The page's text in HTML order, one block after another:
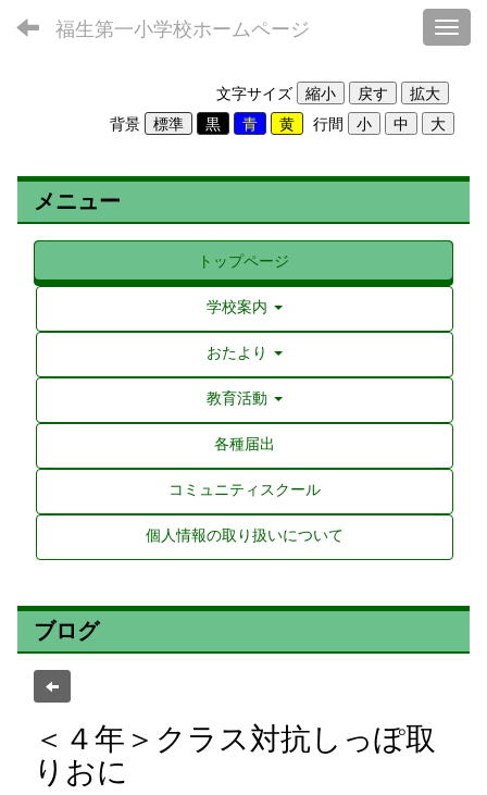
福生第一小学校ホームページ
文字サイズ
背景
行間
メニュー
トップページ
学校案内
おたより
教育活動
各種届出
コミュニティスクール
個人情報の取り扱いについて
ブログ
＜４年＞クラス対抗しっぽ取
りおに